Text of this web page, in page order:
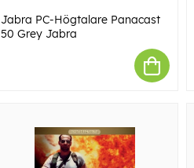
Jabra PC-Högtalare Panacast
50 Grey Jabra